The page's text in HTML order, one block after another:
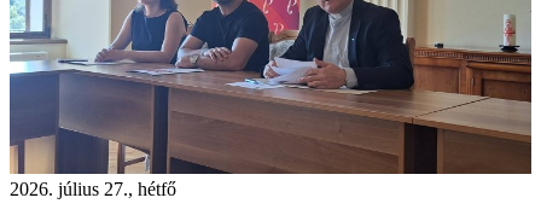
2026. július 27., hétfő